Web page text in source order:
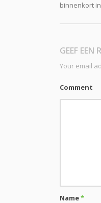
binnenkort
GEEF EEN
Your email
Comment
Name*